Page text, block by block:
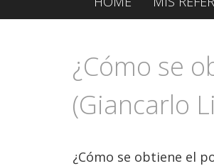
¿Cómo se
(Giancarlo
¿Cómo se obtiene el